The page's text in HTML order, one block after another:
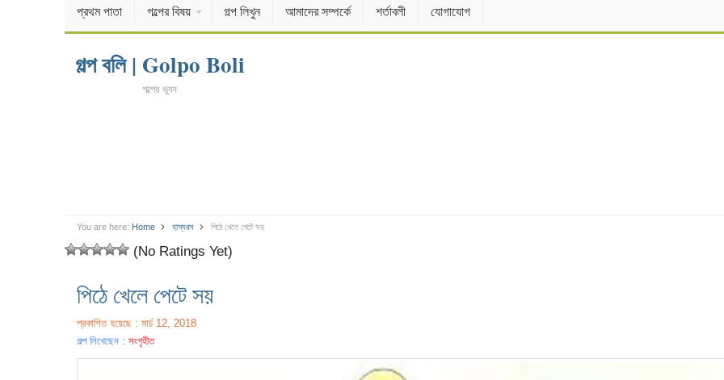
প্রথম পাতা গল্পের বিষয় গল্প লিখুন আমাদের সম্পর্কে শর্তাবলী যোগাযোগ
গল্প বলি | Golpo Boli
গল্পের ভুবন
You are here: Home হাস্যরস পিঠে খেলে পেটে সয়
(No Ratings Yet)
পিঠে খেলে পেটে সয়
প্রকাশিত হয়েছে : মার্চ 12, 2018
গল্প লিখেছেন : সংগৃহীত